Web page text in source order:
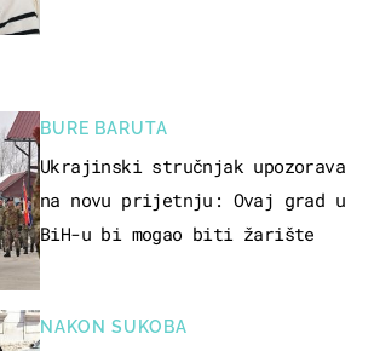
BURE BARUTA
Ukrajinski stručnjak upozorava
na novu prijetnju: Ovaj grad u
BiH-u bi mogao biti žarište
NAKON SUKOBA